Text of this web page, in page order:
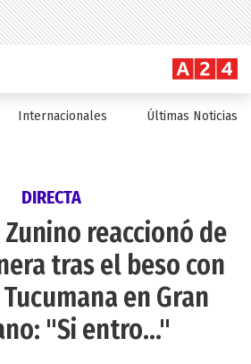
Internacionales Últimas Noticias
DIRECTA
reaccionó de
tras el beso con
en Gran
"Si entro..."